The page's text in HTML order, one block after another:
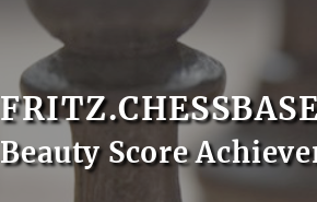
Beauty Score